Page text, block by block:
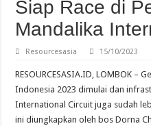
SKK Migas, PHR dan Polda Riau
Konsisten Bangun Reputasi
Siap Race di
Mandalika
Resourcesasia 15/10/2023
RESOURCESASIA.ID, LOMBOK –
Indonesia 2023 dimulai dan
International Circuit juga sudah
ini diungkapkan oleh bos Dorna